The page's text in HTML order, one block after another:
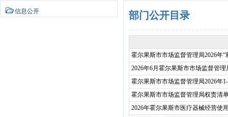
信息公开 部门公开目录
霍尔果斯市市场监督管理局2026年
2026年6月霍尔果斯市市场监督管
霍尔果斯市市场监督管理局2026年
霍尔果斯市市场监督管理局权责清
2026年霍尔果斯市医疗器械经营使